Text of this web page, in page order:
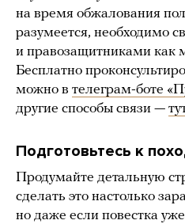
на время обжалования
разумеется, необходимо
и правозащитниками как
Бесплатно
можно в телеграм-боте
другие способы связи —
Подготовьтесь к
Продумайте детальную
сделать это настолько
но даже если повестка